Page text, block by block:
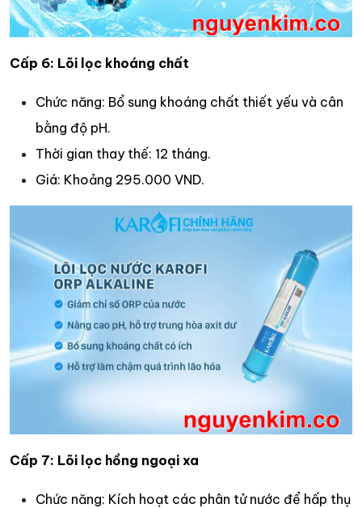
Cấp 6: Lõi lọc khoáng chất
Chức năng: Bổ sung khoáng chất thiết yếu và cân
bằng độ pH.​
Thời gian thay thế: 12 tháng.​
Giá: Khoảng 295.000 VND.​
Cấp 7: Lõi lọc hồng ngoại xa
Chức năng: Kích hoạt các phân tử nước để hấp thụ